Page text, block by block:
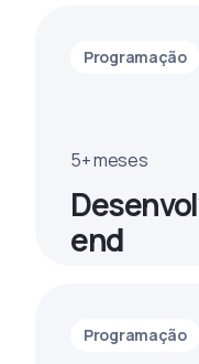
Programação
5+ meses
end
Programação